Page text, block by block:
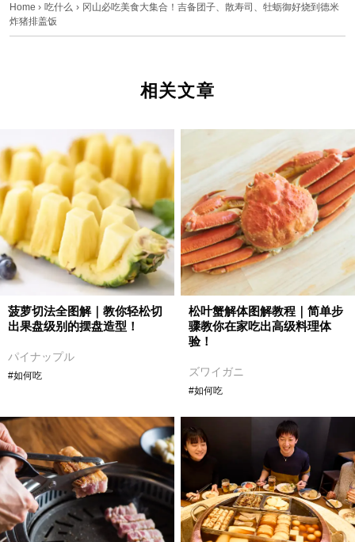
Home › 吃什么 › 冈山必吃美食大集合！吉备团子、散寿司、牡蛎御好烧到德米
炸猪排盖饭
相关文章
菠萝切法全图解｜教你轻松切
出果盘级别的摆盘造型！
パイナップル
#如何吃
松叶蟹解体图解教程｜简单步
骤教你在家吃出高级料理体
验！
ズワイガニ
#如何吃